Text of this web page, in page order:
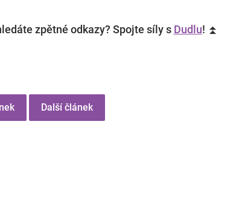
zpětné odkazy? Spojte síly s Dudlu! ⏫
Další článek